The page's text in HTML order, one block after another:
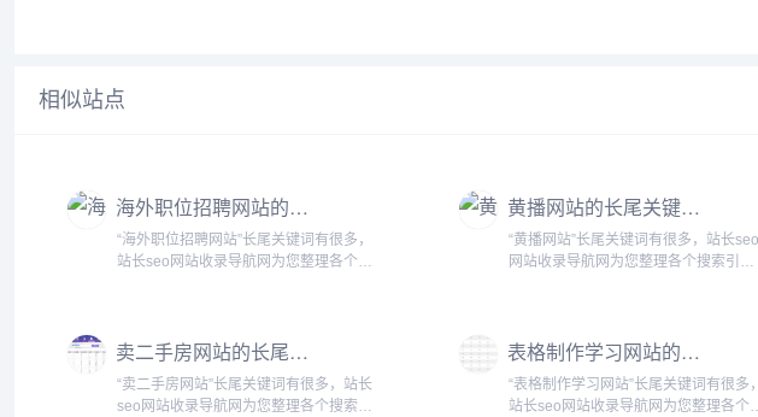
相似站点
海外职位招聘网站的长尾关键词有什么
“海外职位招聘网站”长尾关键词有很多，
站长seo网站收录导航网为您整理各个搜
站大全,海外招...
黄播网站的长尾关键词有哪些
“黄播网站”长尾关键词有很多，站长seo
网站收录导航网为您整理各个搜索引擎
在线网站3...
卖二手房网站的长尾关键词有什么
“卖二手房网站”长尾关键词有很多，站长
seo网站收录导航网为您整理各个搜索引
表格制作学习网站的长尾关键词有什么
“表格制作学习网站”长尾关键词有很多，
站长seo网站收录导航网为您整理各个